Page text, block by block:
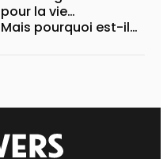
pour la vie…
Mais pourquoi est-il